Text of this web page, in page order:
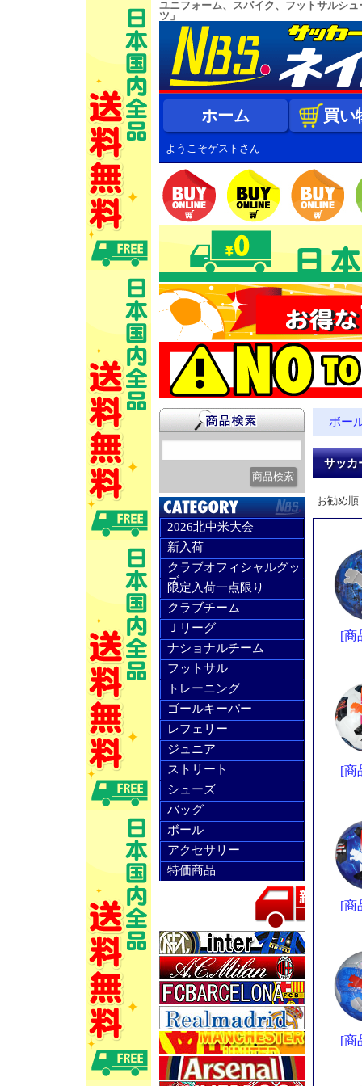
ユニフォーム、スパイク、フットサルシ
ツ」
ホーム 買い
ようこそゲストさん
2026北中米大会
新入荷
クラブオフィシャルグッ
ズ
限定入荷一点限り
クラブチーム
Ｊリーグ
ナショナルチーム
フットサル
トレーニング
ゴールキーパー
レフェリー
ジュニア
ストリート
シューズ
バッグ
ボール
アクセサリー
特価商品
ボー
サッ
お勧め順
[商
[商
[商
[商